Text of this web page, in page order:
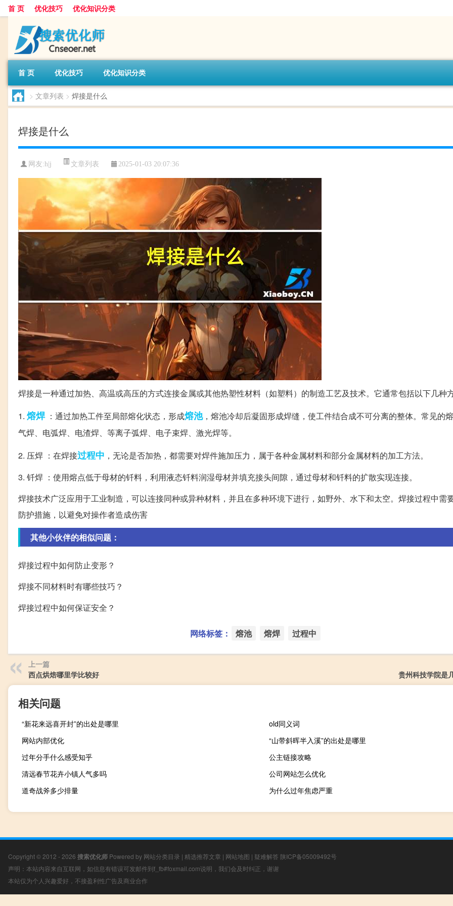
首 页 优化技巧 优化知识分类
首 页 优化技巧 优化知识分类
> 文章列表 > 焊接是什么
焊接是什么
网友:h|j 文章列表 2025-01-03 20:07:36
焊接是一种通过加热、高温或高压的方式连接金属或其他热塑性材料（如塑料）的制造工艺及技术。它通常包括以下几种
1. 熔焊：通过加热工件至局部熔化状态，形成熔池，熔池冷却后凝固形成焊缝，使工件结合成不可分离的整体。常见的
气焊、电弧焊、电渣焊、等离子弧焊、电子束焊、激光焊等。
2. 压焊 ：在焊接过程中 ，无论是否加热，都需要对焊件施加压力，属于各种金属材料和部分金属材料的加工方法。
3. 钎焊 ：使用熔点低于母材的钎料，利用液态钎料润湿母材并填充接头间隙，通过母材和钎料的扩散实现连接。
焊接技术广泛应用于工业制造，可以连接同种或异种材料，并且在多种环境下进行，如野外、水下和太空。焊接过程中需
防护措施，以避免对操作者造成伤害
其他小伙伴的相似问题：
焊接过程中如何防止变形？
焊接不同材料时有哪些技巧？
焊接过程中如何保证安全？
网络标签： 熔池 熔焊 过程中
上一篇
西点烘焙哪里学比较好
贵州科技学院是
相关问题
“新花来远喜开封”的出处是哪里
old同义词
网站内部优化
“山带斜晖半入溪”的出处是哪里
过年分手什么感受知乎
公主链接攻略
清远春节花卉小镇人气多吗
公司网站怎么优化
道奇战斧多少排量
为什么过年焦虑严重
Copyright © 2012 - 2026 搜索优化师 Powered by 网站分类目录 | 精选推荐文章 | 网站地图 | 疑难解答 陕ICP备05009492号
声明：本站内容来自互联网，如信息有错误可发邮件到f_fb#foxmail.com说明，我们会及时纠正，谢谢
本站仅为个人兴趣爱好，不接盈利性广告及商业合作